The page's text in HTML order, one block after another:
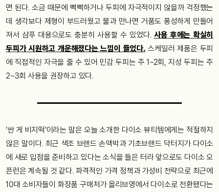
면 된다. 소금 때문에 뻑뻑하거나 두피에 자극적이지 않을까 걱정했는
데 생각보다 제형이 부드러웠고 물과 만나면 거품도 풍성하게 만들어
져서 샴푸 대용으로도 충분히 사용할 수 있었다. 사용 후에는 확실히
두피가 시원하고 개운해졌다는 느낌이 들었다. 스케일러 제품은 두피
에 직접적인 자극을 줄 수 있어 민감 두피는 주 1~2회, 지성 두피는 주
2~3회 사용을 권장하고 있다.
‘싼 게 비지떡’이라는 말은 오늘 소개한 다이소 뷰티템에게는 적절하지
않은 말이다. 최근 색조 브랜드 손액박과 기초브랜드 닥터지가 다이소
에 새로 입점을 준비하고 있다는 소식을 들은 터라 앞으로도 다이소 오
픈런은 계속될 것 같다. 파격적인 가격 정책과 가성비 전략으로 최근에
10대 소비자들이 화장품 구매처가 올리브영에서 다이소로 전환됐다는